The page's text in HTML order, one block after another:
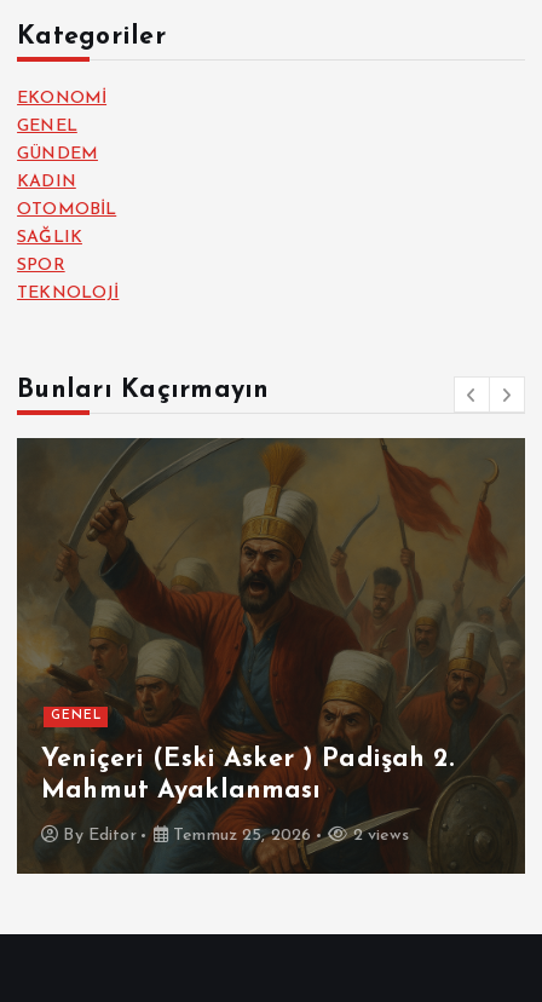
Kategoriler
EKONOMİ
GENEL
GÜNDEM
KADIN
OTOMOBİL
SAĞLIK
SPOR
TEKNOLOJİ
Bunları Kaçırmayın
GENEL
Yeniçeri (Eski Asker ) Padişah 2.
Mahmut Ayaklanması
By Editor Temmuz 25, 2026 2 views